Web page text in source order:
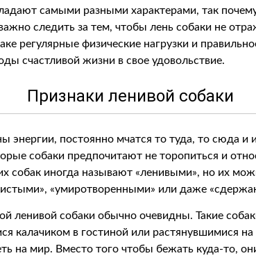
самыми разными характерами, так
следить за тем, чтобы лень собаки не
регулярные физические нагрузки и
счастливой жизни в свое удовольствие.
Признаки ленивой собаки
энергии, постоянно мчатся то туда, то сюда и
собаки предпочитают не торопиться и
собак иногда называют «ленивыми», но их
«умиротворенными» или даже
ленивой собаки обычно очевидны. Такие
калачиком в гостиной или растянувшимися
на мир. Вместо того чтобы бежать куда-то,